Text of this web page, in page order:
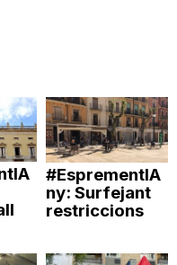
#EsprementlA
ny: Surfejant
restriccions